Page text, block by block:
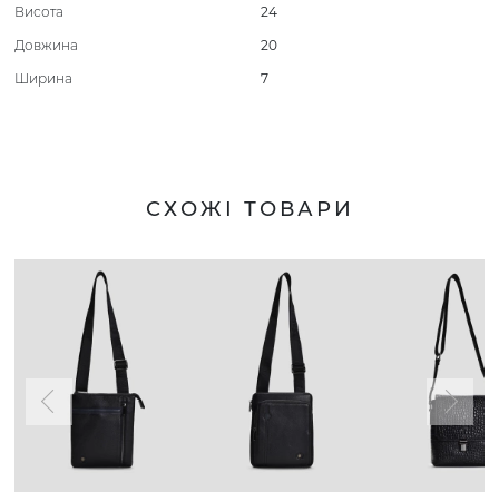
Висота
24
Довжина
20
Ширина
7
СХОЖІ ТОВАРИ